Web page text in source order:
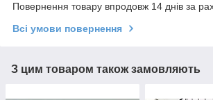
Повернення товару впродовж 14 днів за
Всі умови повернення
З цим товаром також замовляють